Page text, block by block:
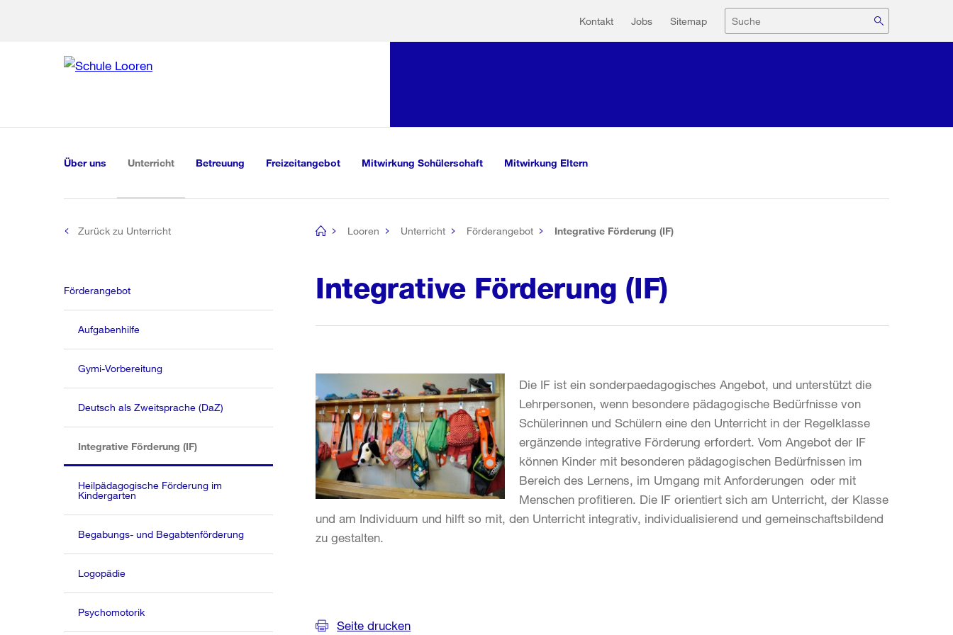
Hilfsnavigation
Kontakt Jobs Sitemap Suche
Navigation
Über uns Unterricht(aktiv)Betreuung Freizeitangebot Mitwirkung Schülerschaft Mitwirkung Eltern
[no
Looren Unterricht Förderangebot Integrative Förderung (IF)
Integrative Förderung (IF)
Die IF ist ein sonderpaedagogisches Angebot, und unterstützt die
Lehrpersonen, wenn besondere pädagogische Bedürfnisse von
Schülerinnen und Schülern eine den Unterricht in der Regelklasse
ergänzende integrative Förderung erfordert. Vom Angebot der IF
können Kinder mit besonderen pädagogischen Bedürfnissen im
Bereich des Lernens, im Umgang mit Anforderungen oder mit
Menschen profitieren. Die IF orientiert sich am Unterricht, der Klasse
und am Individuum und hilft so mit, den Unterricht integrativ, individualisierend und gemeinschaftsbildend
zu gestalten.
Seite drucken
Zurück zu Unterricht
Förderangebot
Aufgabenhilfe
Gymi-Vorbereitung
Deutsch als Zweitsprache (DaZ)
Integrative Förderung (IF)(aktiv)
Heilpädagogische Förderung im
Kindergarten
Begabungs- und Begabtenförderung
Logopädie
Psychomotorik